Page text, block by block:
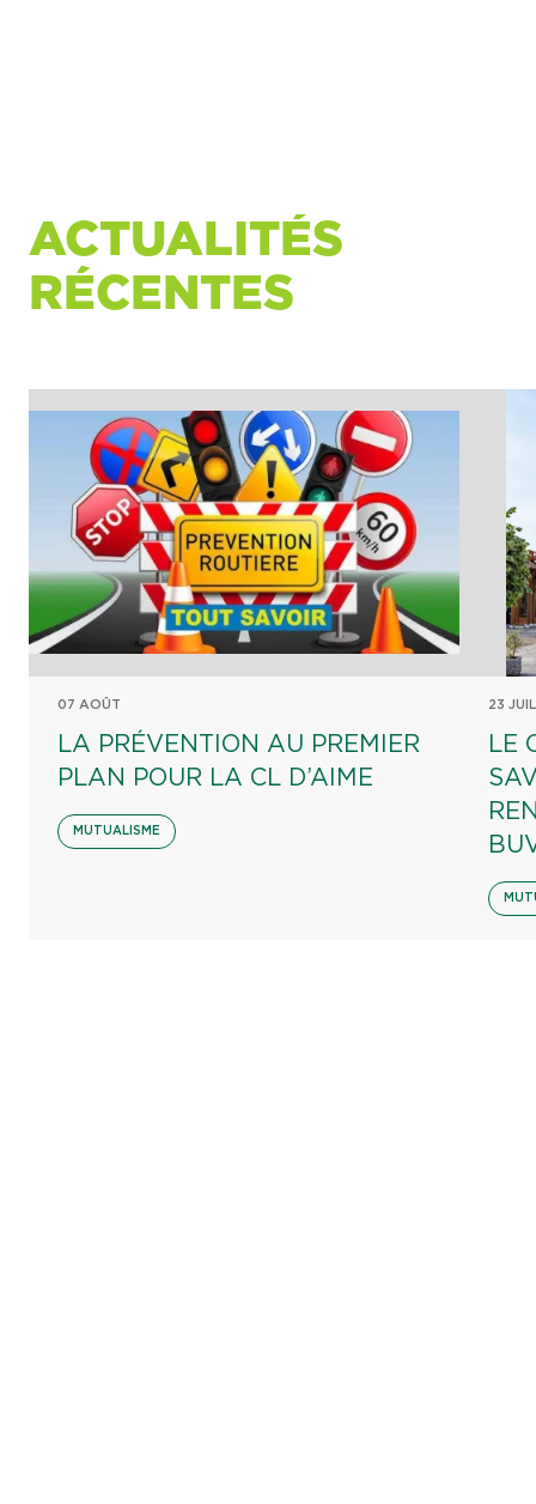
ACTUALITÉS
RÉCENTES
07 AOÛT
LA PRÉVENTION AU PREMIER
PLAN POUR LA CL D’AIME
MUTUALISME
23
LE